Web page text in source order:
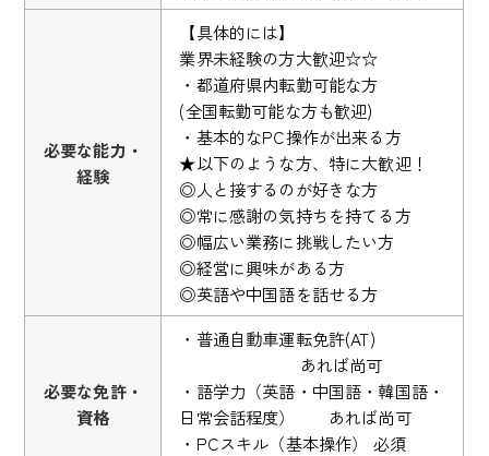
必要な能力・
経験
【具体的には】
業界未経験の方大歓迎☆☆
・都道府県内転勤可能な方
(全国転勤可能な方も歓迎)
・基本的なPC操作が出来る方
★以下のような方、特に大歓迎！
◎人と接するのが好きな方
◎常に感謝の気持ちを持てる方
◎幅広い業務に挑戦したい方
◎経営に興味がある方
◎英語や中国語を話せる方
必要な免許・
資格
・普通自動車運転免許(AT)
あれば尚可
・語学力（英語・中国語・韓国語・
日常会話程度） あれば尚可
・PCスキル（基本操作） 必須